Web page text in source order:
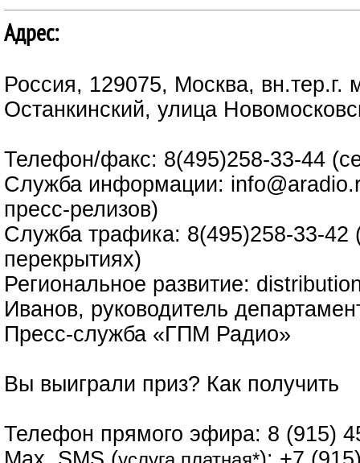
Адрес:
Россия, 129075, Москва, вн.тер.г.
Останкинский, улица
Телефон/факс: 8(495)258-33-44
Служба информации:
пресс-релизов)
Служба трафика: 8(495)258-33-42
перекрытиях)
Региональное развитие:
Иванов, руководитель
Пресс-служба «ГПМ Радио»
Вы выиграли приз? Как получить
Телефон прямого эфира: 8 (915)